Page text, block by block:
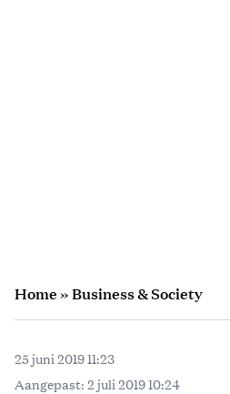
Home»Business & Society
25 juni 2019 11:23
Aangepast: 2 juli 2019 10:24